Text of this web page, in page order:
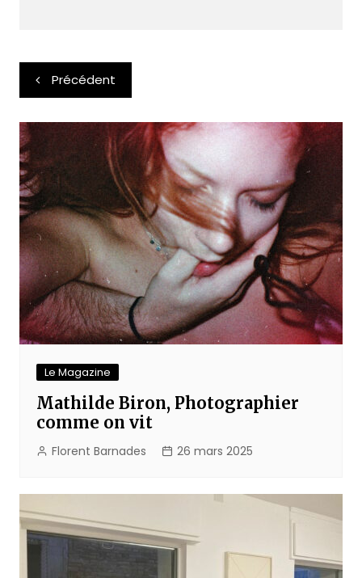
Navigation
de
l’article
Précédent
Le Magazine
Mathilde Biron, Photographier
comme on vit
Florent Barnades 26 mars 2025